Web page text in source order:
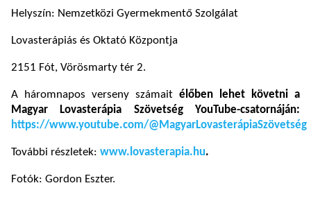
Helyszín: Nemzetközi Gyermekmentő Szolgálat
Lovasterápiás és Oktató Központja
2151 Fót, Vörösmarty tér 2.
A háromnapos verseny számait élőben lehet követni a
Magyar Lovasterápia Szövetség YouTube-csatornáján:
https://www.youtube.com/@MagyarLovasterápiaSzövetség
További részletek: www.lovasterapia.hu.
Fotók: Gordon Eszter.